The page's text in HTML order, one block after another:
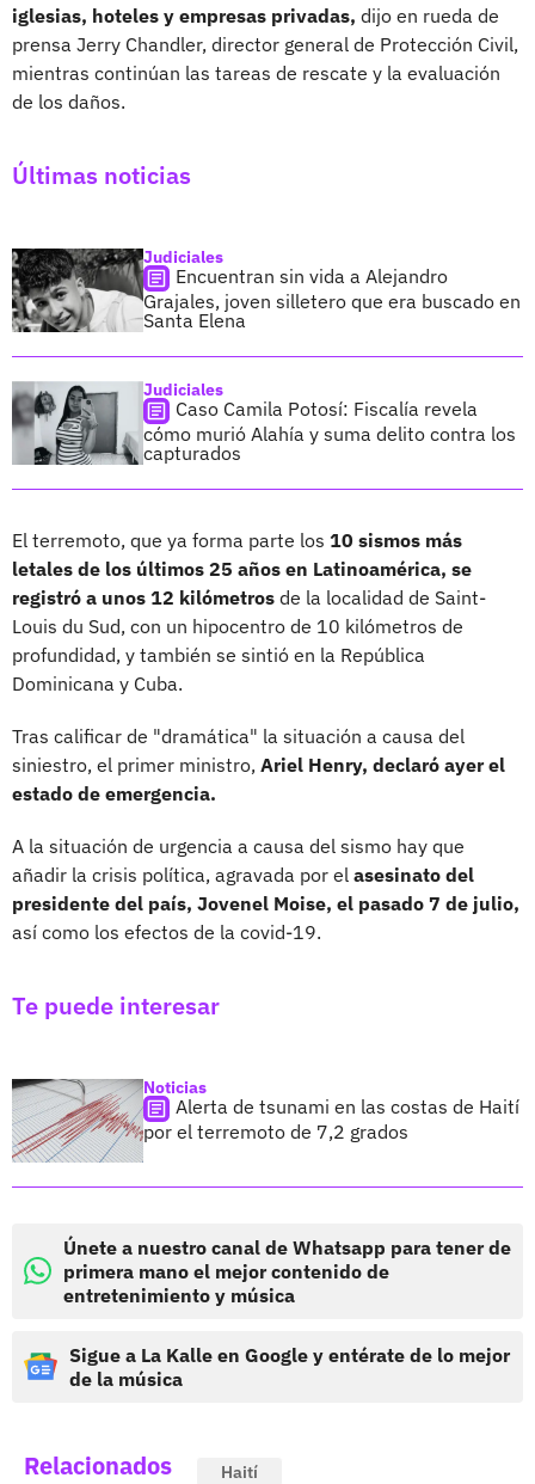
iglesias, hoteles y empresas privadas, dijo en rueda de
prensa Jerry Chandler, director general de Protección Civil,
mientras continúan las tareas de rescate y la evaluación
de los daños.
Últimas noticias
Judiciales
Encuentran sin vida a Alejandro
Grajales, joven silletero que era buscado en
Santa Elena
Judiciales
Caso Camila Potosí: Fiscalía revela
cómo murió Alahía y suma delito contra los
capturados
El terremoto, que ya forma parte los 10 sismos más
letales de los últimos 25 años en Latinoamérica, se
registró a unos 12 kilómetros de la localidad de Saint-
Louis du Sud, con un hipocentro de 10 kilómetros de
profundidad, y también se sintió en la República
Dominicana y Cuba.
Tras calificar de "dramática" la situación a causa del
siniestro, el primer ministro, Ariel Henry, declaró ayer el
estado de emergencia.
A la situación de urgencia a causa del sismo hay que
añadir la crisis política, agravada por el asesinato del
presidente del país, Jovenel Moise, el pasado 7 de julio,
así como los efectos de la covid-19.
Te puede interesar
Noticias
Alerta de tsunami en las costas de Haití
por el terremoto de 7,2 grados
Únete a nuestro canal de Whatsapp para tener de
primera mano el mejor contenido de
entretenimiento y música
Sigue a La Kalle en Google y entérate de lo mejor
de la música
Relacionados Haití